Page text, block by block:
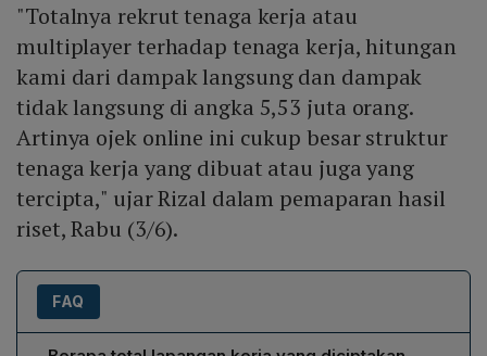
"Totalnya rekrut tenaga kerja atau
multiplayer terhadap tenaga kerja, hitungan
kami dari dampak langsung dan dampak
tidak langsung di angka 5,53 juta orang.
Artinya ojek online ini cukup besar struktur
tenaga kerja yang dibuat atau juga yang
tercipta," ujar Rizal dalam pemaparan hasil
riset, Rabu (3/6).
FAQ